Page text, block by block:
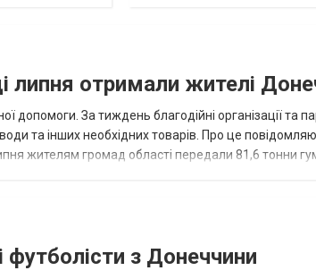
липня отримали жителі
допомоги. За тиждень благодійні організації та
та інших необхідних товарів. Про це
жителям громад області передали 81,6 тонни
футболісти з Донеччини